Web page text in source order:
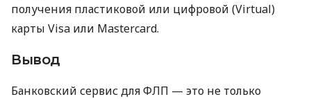
получения пластиковой или цифровой (Virtual)
карты Visa или Mastercard.
Вывод
Банковский сервис для ФЛП — это не только